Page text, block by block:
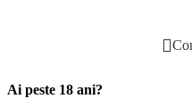
Ai peste 18 ani?